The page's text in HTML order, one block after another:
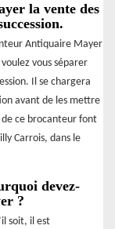
la vente des
Antiquaire Mayer
vous séparer
Il se chargera
avant de les mettre
de ce brocanteur font
Carrois, dans le
devez-
?
soit, il est